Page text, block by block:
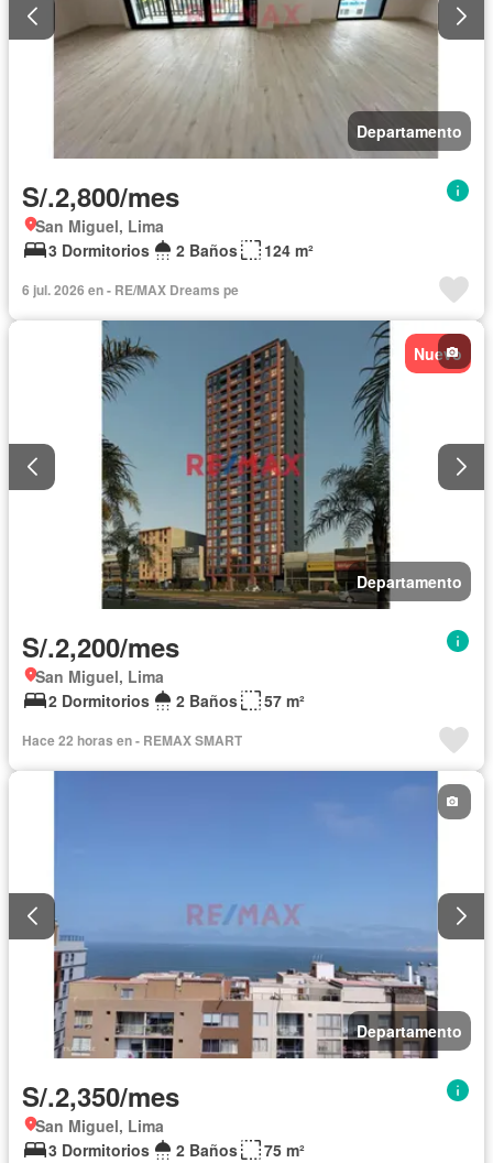
Departamento
S/.2,800/mes
San Miguel, Lima
3 Dormitorios
2 Baños 124 m²
6 jul. 2026 en - RE/MAX Dreams pe
Nuevo
Departamento
S/.2,200/mes
San Miguel, Lima
2 Dormitorios
2 Baños 57 m²
Hace 22 horas en - REMAX SMART
Departamento
S/.2,350/mes
San Miguel, Lima
3 Dormitorios
2 Baños 75 m²